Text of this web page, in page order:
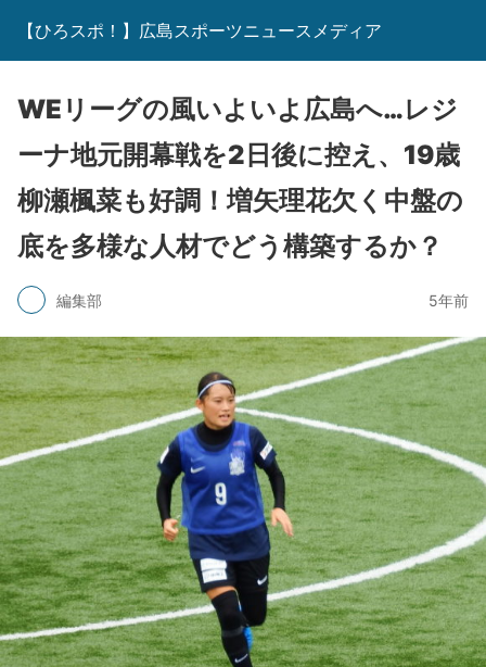
【ひろスポ！】広島スポーツニュースメディア
WEリーグの風いよいよ広島へ…レジ
ーナ地元開幕戦を2日後に控え、19歳
柳瀬楓菜も好調！増矢理花欠く中盤の
底を多様な人材でどう構築するか？
編集部 5年前